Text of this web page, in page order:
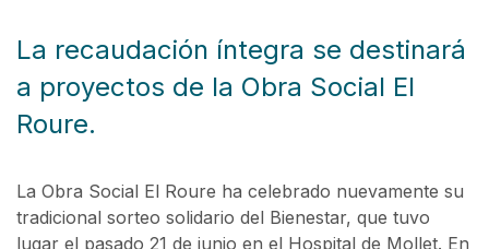
La recaudación íntegra se destinará
a proyectos de la Obra Social El
Roure.
La Obra Social El Roure ha celebrado nuevamente su
tradicional sorteo solidario del Bienestar, que tuvo
lugar el pasado 21 de junio en el Hospital de Mollet. En